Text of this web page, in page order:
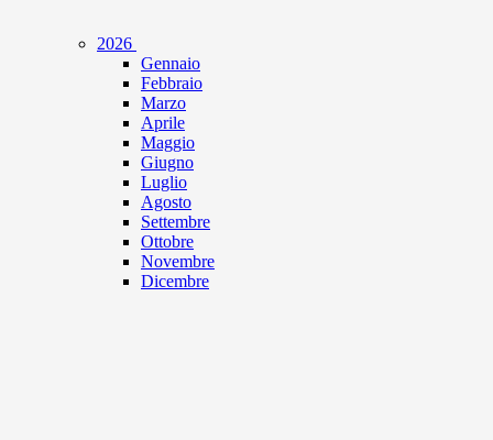
2026
Gennaio
Febbraio
Marzo
Aprile
Maggio
Giugno
Luglio
Agosto
Settembre
Ottobre
Novembre
Dicembre